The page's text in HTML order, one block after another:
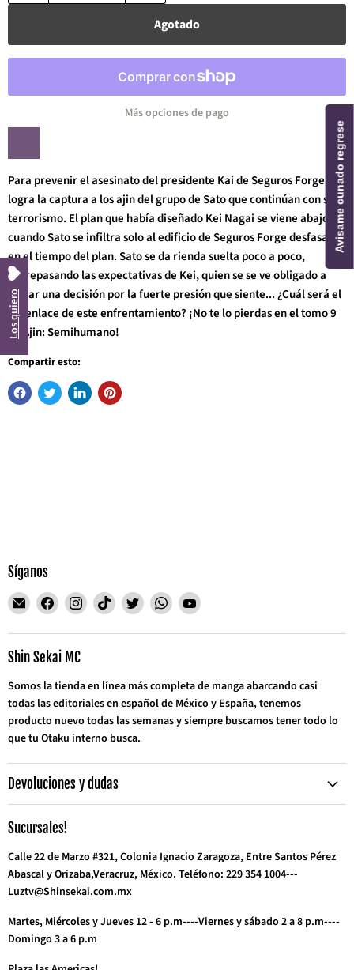
Agotado
Más opciones de pago
Para prevenir el asesinato del presidente Kai de Seguros Forge, se
logra la captura a los ajin del grupo de Sato que continúan con su
terrorismo. El plan que había diseñado Kei Nagai se viene abajo
cuando Sato se infiltra solo al edificio de Seguros Forge desfasado
en el tiempo del plan. Sato se da rienda suelta poco a poco,
sobrepasando las expectativas de Kei, quien se se ve obligado a
tomar una decisión por la fuerte presión que siente... ¿Cuál será el
desenlace de este enfrentamiento? ¡No te lo pierdas en el tomo 9
de Ajin: Semihumano!
Compartir esto:
Síganos
Encuéntrenos
Correo
electrónico
Encuéntrenos
Facebook
Encuéntrenos
Instagram
Encuéntrenos
TikTok
Encuéntrenos
Twitter
Encuéntrenos
WhatsApp
Encuéntrenos
YouTube
Shin Sekai MC
Somos la tienda en línea más completa de manga abarcando casi
todas las editoriales en español de México y España, tenemos
producto nuevo todas las semanas y siempre buscamos tener todo lo
que tu Otaku interno busca.
Devoluciones y dudas
Sucursales!
Calle 22 de Marzo #321, Colonia Ignacio Zaragoza, Entre Santos Pérez
Abascal y Orizaba,Veracruz, México. Teléfono: 229 354 1004---
Luztv@Shinsekai.com.mx
Martes, Miércoles y Jueves 12 - 6 p.m----Viernes y sábado 2 a 8 p.m----
Domingo 3 a 6 p.m
Los quiero
Avisame cunado regrese